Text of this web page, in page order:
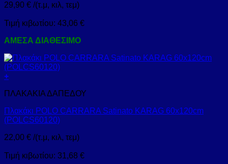
29,90 € /(τ.μ, κιλ, τεμ)
Τιμή κιβωτίου: 43,06 €
ΑΜΕΣΑ ΔΙΑΘΕΣΙΜΟ
+
ΠΛΑΚΑΚΙΑ ΔΑΠΕΔΟΥ
Πλακάκι POLO CARRARA Satinato KARAG 60x120cm
(POLCS60120)
22,00 € /(τ.μ, κιλ, τεμ)
Τιμή κιβωτίου: 31,68 €